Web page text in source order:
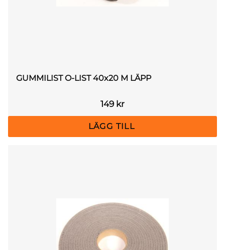
GUMMILIST O-LIST 40x20 M LÄPP
149kr